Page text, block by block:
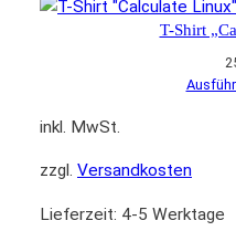
T-Shirt
inkl. MwSt.
zzgl. Versandkosten
Lieferzeit: 4-5 Werktage